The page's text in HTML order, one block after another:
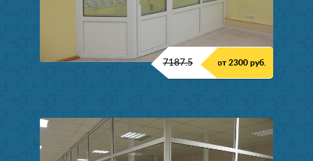
7187.5 от 2300 руб.